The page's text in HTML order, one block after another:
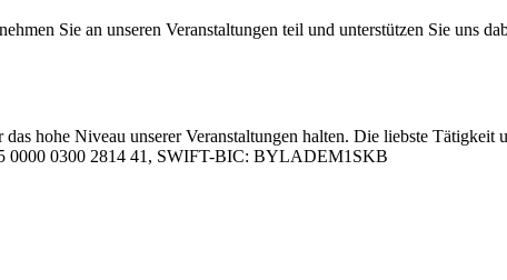
Sie an un­se­ren Ver­an­stal­tun­gen teil und un­ter­stüt­zen Sie uns
hohe Ni­veau un­se­rer Ver­an­stal­tun­gen hal­ten. Die liebs­te Tä­tig­keit
0000 0300 2814 41, SWIFT-BIC: BYLADEM1SKB